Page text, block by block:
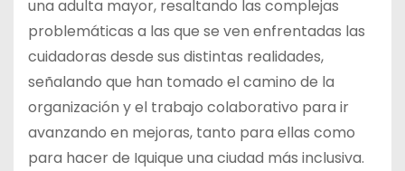
una adulta mayor, resaltando las complejas
problemáticas a las que se ven enfrentadas las
cuidadoras desde sus distintas realidades,
señalando que han tomado el camino de la
organización y el trabajo colaborativo para ir
avanzando en mejoras, tanto para ellas como
para hacer de Iquique una ciudad más inclusiva.